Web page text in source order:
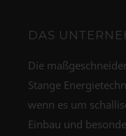
DAS
Die
Stange
wenn es um
Einbau und